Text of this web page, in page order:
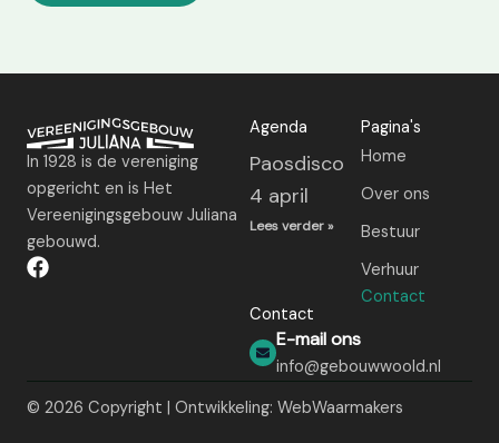
In 1928 is de vereniging
opgericht en is Het
Vereenigingsgebouw Juliana
gebouwd.
Agenda
Paosdisco
4 april
Lees verder »
Pagina's
Home
Over ons
Bestuur
Verhuur
Contact
Contact
E-mail ons
info@gebouwwoold.nl
© 2026 Copyright | Ontwikkeling: WebWaarmakers